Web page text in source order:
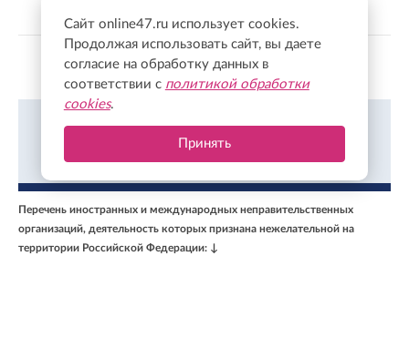
Показать больше
Все новости Ленинградской области онлайн в
Фейсбуке.Подписаться
Перечень иностранных и международных неправительственных
организаций, деятельность которых признана нежелательной на
территории Российской Федерации: ↓
Сайт online47.ru использует cookies.
Продолжая использовать сайт, вы даете
согласие на обработку данных в
соответствии с политикой обработки
cookies.
Принять